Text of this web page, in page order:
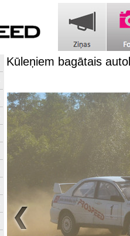
Kūleņiem bagātais